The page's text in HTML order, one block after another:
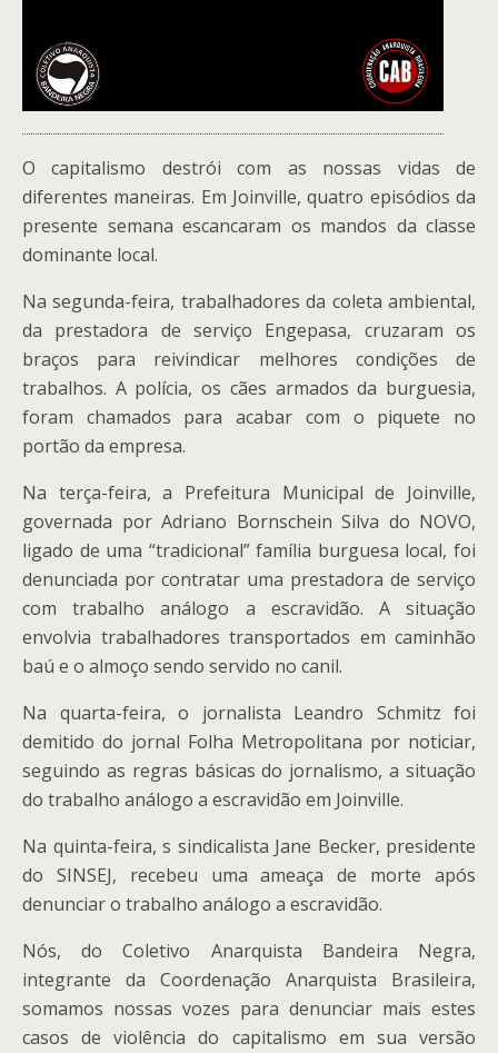
O capitalismo destrói com as nossas vidas de
diferentes maneiras. Em Joinville, quatro episódios da
presente semana escancaram os mandos da classe
dominante local.
Na segunda-feira, trabalhadores da coleta ambiental,
da prestadora de serviço Engepasa, cruzaram os
braços para reivindicar melhores condições de
trabalhos. A polícia, os cães armados da burguesia,
foram chamados para acabar com o piquete no
portão da empresa.
Na terça-feira, a Prefeitura Municipal de Joinville,
governada por Adriano Bornschein Silva do NOVO,
ligado de uma “tradicional” família burguesa local, foi
denunciada por contratar uma prestadora de serviço
com trabalho análogo a escravidão. A situação
envolvia trabalhadores transportados em caminhão
baú e o almoço sendo servido no canil.
Na quarta-feira, o jornalista Leandro Schmitz foi
demitido do jornal Folha Metropolitana por noticiar,
seguindo as regras básicas do jornalismo, a situação
do trabalho análogo a escravidão em Joinville.
Na quinta-feira, s sindicalista Jane Becker, presidente
do SINSEJ, recebeu uma ameaça de morte após
denunciar o trabalho análogo a escravidão.
Nós, do Coletivo Anarquista Bandeira Negra,
integrante da Coordenação Anarquista Brasileira,
somamos nossas vozes para denunciar mais estes
casos de violência do capitalismo em sua versão